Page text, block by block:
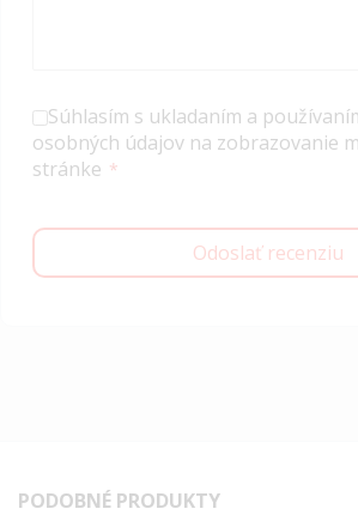
Súhlasím s ukladaním a
osobných údajov na zobrazovanie
stránke
Odoslať recenziu
PODOBNÉ PRODUKTY